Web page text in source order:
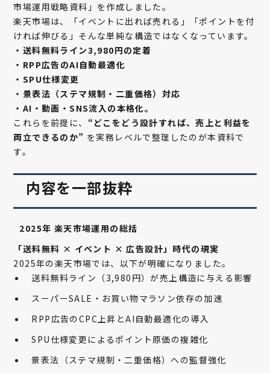
市場運用戦略資料」を作成しました。
楽天市場は、
「イベントに出れば売れる」
「ポイントを付
ければ伸びる」 そんな単純な構造ではなくなっています。
・送料無料ライン3,980円の定着
・RPP広告のAI自動最適化
・SPU仕様変更
・景表法（ステマ規制・二重価格）対応
・AI・動画・SNS流入の本格化。
これらを前提に、 “どこをどう設計すれば、売上と利益を
両立できるのか” を実務レベルで整理したのが本資料で
す。
内容を一部抜粋
2025年 楽天市場運用の総括
「送料無料 × イベント × 広告設計」時代の現実
2025年の楽天市場では、以下が明確になりました。
送料無料ライン（3,980円）が売上構造に与える影響
スーパーSALE・お買い物マラソン依存の加速
RPP広告のCPC上昇とAI自動最適化の導入
SPU仕様変更によるポイント原価の複雑化
景表法（ステマ規制・二重価格）への監督強化